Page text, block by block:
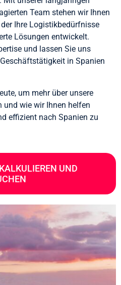
Team stehen wir Ihnen
Ihre Logistikbedürfnisse
Lösungen entwickelt.
und lassen Sie uns
in Spanien
um mehr über unsere
und wie wir Ihnen helfen
effizient nach Spanien zu
UND